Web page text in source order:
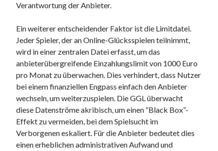
Verantwortung der Anbieter.
Ein weiterer entscheidender Faktor ist die Limitdatei.
Jeder Spieler, der an Online-Glücksspielen teilnimmt,
wird in einer zentralen Datei erfasst, um das
anbieterübergreifende Einzahlungslimit von 1000 Euro
pro Monat zu überwachen. Dies verhindert, dass Nutzer
bei einem finanziellen Engpass einfach den Anbieter
wechseln, um weiterzuspielen. Die GGL überwacht
diese Datenströme akribisch, um einen “Black Box”-
Effekt zu vermeiden, bei dem Spielsucht im
Verborgenen eskaliert. Für die Anbieter bedeutet dies
einen erheblichen administrativen Aufwand und